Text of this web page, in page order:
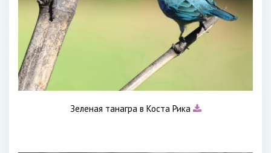
Зеленая танагра в Коста Рика